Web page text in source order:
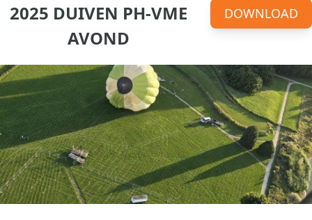
2025 DUIVEN PH-VME
AVOND
DOWNLOAD